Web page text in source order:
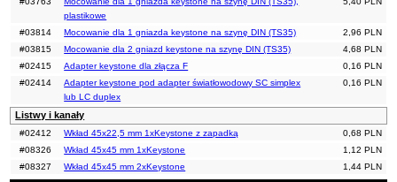
plastikowe
2,96 PLN
#03814
Mocowanie dla 1 gniazda keystone na szynę DIN (TS35)
4,68 PLN
#03815
Mocowanie dla 2 gniazd keystone na szynę DIN (TS35)
0,16 PLN
#02415
Adapter keystone dla złącza F
0,16 PLN
#02414
Adapter keystone pod adapter światłowodowy SC simplex
lub LC duplex
Listwy i kanały
0,68 PLN
#02412
Wkład 45x22,5 mm 1xKeystone z zapadką
1,12 PLN
#08326
Wkład 45x45 mm 1xKeystone
1,44 PLN
#08327 Wkład 45x45 mm 2xKeystone